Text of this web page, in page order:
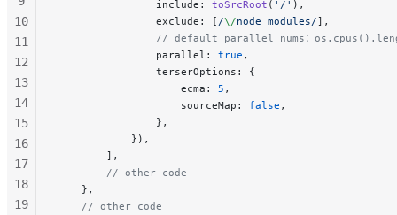
                include:
toSrcRoot ( '/' ),
                exclude: [
/\/node_modules/],
// default parallel nums：
                parallel:
true ,
                terserOptions: {
                    ecma:
5 ,
                    sourceMap:
false ,
                },
            }),
        ],
        // other code
    },
    // other code
10
11
12
13
14
15
16
17
18
19